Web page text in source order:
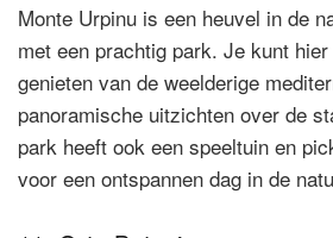
Monte Urpinu is een heuvel in de
met een prachtig park. Je kunt
genieten van de weelderige
panoramische uitzichten over de
park heeft ook een speeltuin en
voor een ontspannen dag in de